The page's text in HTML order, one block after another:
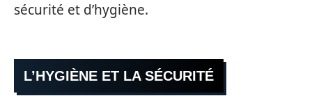
sécurité et d’hygiène.
L’HYGIÈNE ET LA SÉCURITÉ